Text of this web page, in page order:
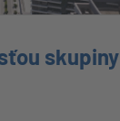
skupiny